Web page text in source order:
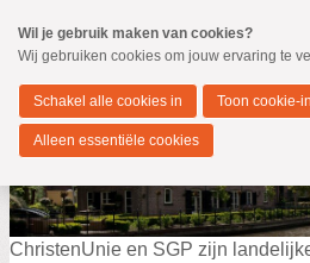
naar
Spring
de
inhoud
Spring
naar
hoofdmenu
Stichtse Vecht
ChristenUnie en SGP zijn
Wil je gebruik maken van cookies?
Wij gebruiken cookies om jouw ervaring te
Schakel alle cookies in Toon cookie-
Alleen essentiële cookies